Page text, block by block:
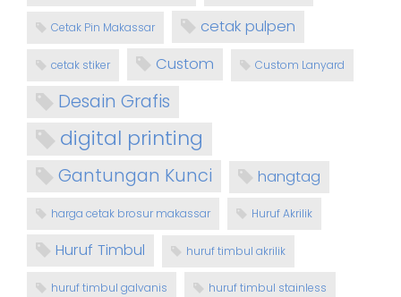
Cetak Pin Makassar cetak pulpen
cetak stiker Custom Custom Lanyard
Desain Grafis
digital printing
Gantungan Kunci hangtag
harga cetak brosur makassar Huruf Akrilik
Huruf Timbul huruf timbul akrilik
huruf timbul galvanis huruf timbul stainless